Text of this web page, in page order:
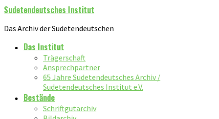
Sudetendeutsches Institut
Das Archiv der Sudetendeutschen
Das Institut
Trägerschaft
Ansprechpartner
65 Jahre Sudetendeutsches Archiv /
Sudetendeutsches Institut e.V.
Bestände
Schriftgutarchiv